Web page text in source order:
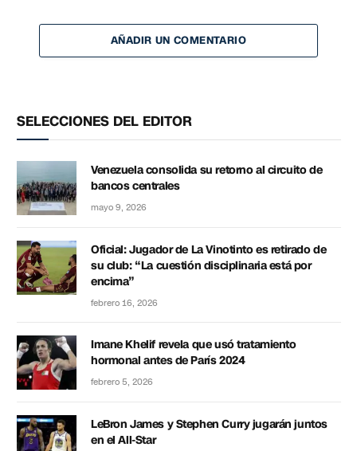
AÑADIR UN COMENTARIO
SELECCIONES DEL EDITOR
Venezuela consolida su retorno al circuito de
bancos centrales
mayo 9, 2026
Oficial: Jugador de La Vinotinto es retirado de
su club: “La cuestión disciplinaria está por
encima”
febrero 16, 2026
Imane Khelif revela que usó tratamiento
hormonal antes de París 2024
febrero 5, 2026
LeBron James y Stephen Curry jugarán juntos
en el All-Star